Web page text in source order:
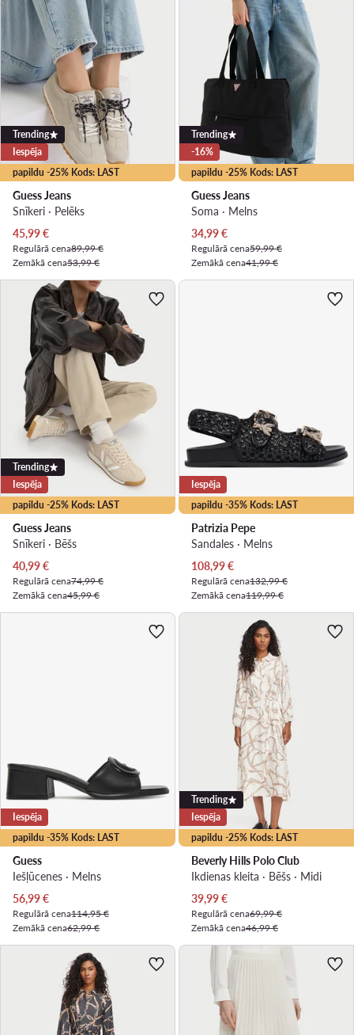
papildu -25% Kods: LAST
Trending
Iespēja
Guess Jeans
Snīkeri · Pelēks
Pašreizējā cena
45,99€
Regulārā cena89,99 €
Zemākā cena53,99 €
papildu -25% Kods: LAST
Trending
-16%
Guess Jeans
Soma · Melns
Pašreizējā cena
34,99€
Regulārā cena59,99 €
Zemākā cena41,99 €
papildu -25% Kods: LAST
Trending
Iespēja
Guess Jeans
Snīkeri · Bēšs
Pašreizējā cena
40,99€
Regulārā cena74,99 €
Zemākā cena45,99 €
papildu -35% Kods: LAST
Iespēja
Patrizia Pepe
Sandales · Melns
Pašreizējā cena
108,99€
Regulārā cena132,99 €
Zemākā cena119,99 €
papildu -35% Kods: LAST
Iespēja
Guess
Iešļūcenes · Melns
Pašreizējā cena
56,99€
Regulārā cena114,95 €
Zemākā cena62,99 €
papildu -25% Kods: LAST
Trending
Iespēja
Beverly Hills Polo Club
Ikdienas kleita · Bēšs · Midi
Pašreizējā cena
39,99€
Regulārā cena69,99 €
Zemākā cena46,99 €